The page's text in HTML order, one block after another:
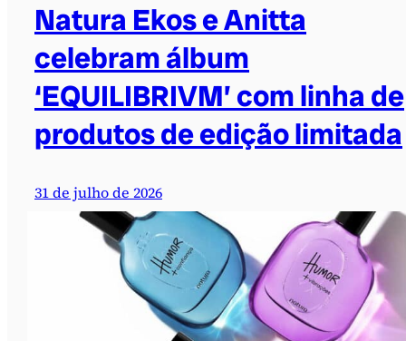
Natura Ekos e Anitta
celebram álbum
‘EQUILIBRIVM’ com linha de
produtos de edição limitada
31 de julho de 2026